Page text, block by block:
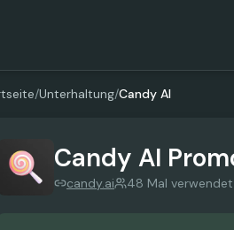
/Unterhaltung/Candy AI
Candy AI
candy.ai 48 Mal verwendet